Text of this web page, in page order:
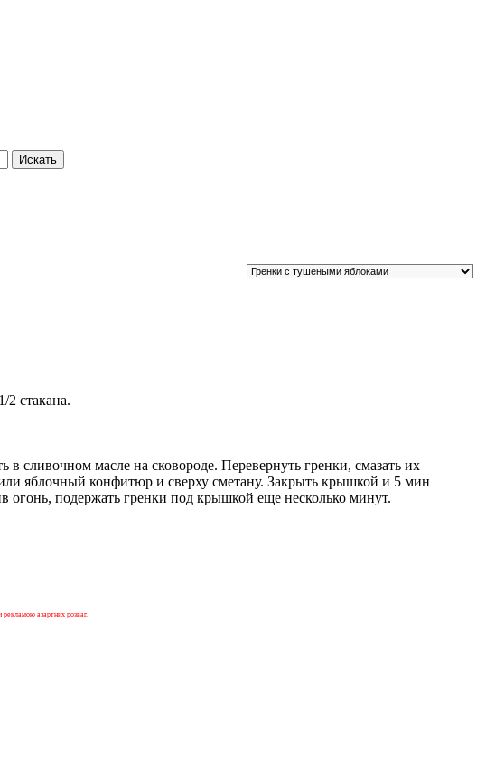
стакана.
сливочном масле на сковороде. Перевернуть гренки, смазать их
яблочный конфитюр и сверху сметану. Закрыть крышкой и 5 мин
огонь, подержать гренки под крышкой еще несколько минут.
рекламою азартних розваг.